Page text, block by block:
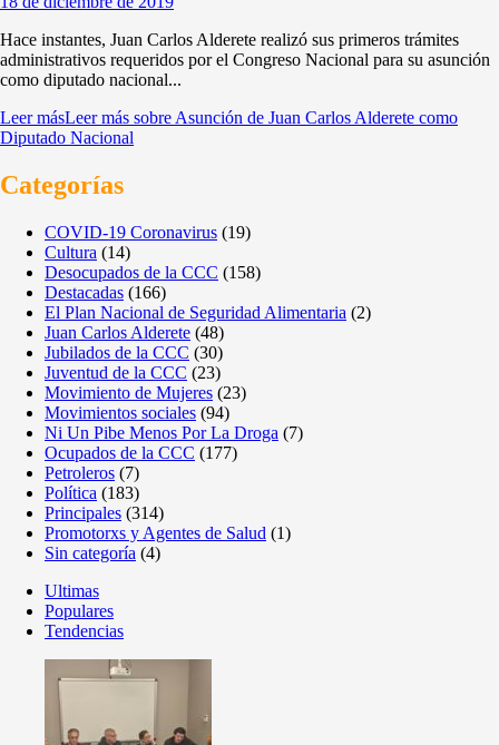
Hace instantes, Juan Carlos Alderete realizó sus primeros trámites
administrativos requeridos por el Congreso Nacional para su asunción
como diputado nacional...
Leer másLeer más sobre Asunción de Juan Carlos Alderete como
Diputado Nacional
Categorías
COVID-19 Coronavirus (19)
Cultura (14)
Desocupados de la CCC (158)
Destacadas (166)
El Plan Nacional de Seguridad Alimentaria (2)
Juan Carlos Alderete (48)
Jubilados de la CCC (30)
Juventud de la CCC (23)
Movimiento de Mujeres (23)
Movimientos sociales (94)
Ni Un Pibe Menos Por La Droga (7)
Ocupados de la CCC (177)
Petroleros (7)
Política (183)
Principales (314)
Promotorxs y Agentes de Salud (1)
Sin categoría (4)
Ultimas
Populares
Tendencias